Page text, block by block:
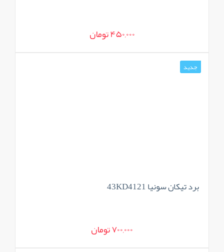
450,000 تومان
جدید
برد تیکان سونیا 43KD4121
700,000 تومان